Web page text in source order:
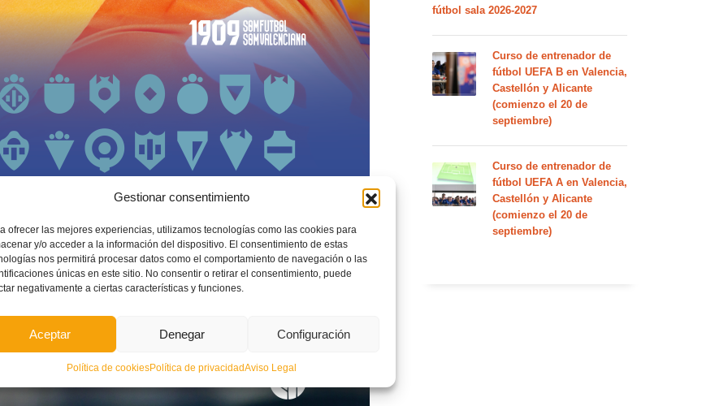
Gestionar consentimiento
ofrecer las mejores experiencias, utilizamos tecnologías como las cookies para
y/o acceder a la información del dispositivo. El consentimiento de estas
nos permitirá procesar datos como el comportamiento de navegación o las
únicas en este sitio. No consentir o retirar el consentimiento, puede
negativamente a ciertas características y funciones.
Aceptar Denegar Configuración
Política de cookiesPolítica de privacidadAviso Legal
fútbol sala 2026-2027
Curso de entrenador de
fútbol UEFA B en Valencia,
Castellón y Alicante
(comienzo el 20 de
septiembre)
Curso de entrenador de
fútbol UEFA A en Valencia,
Castellón y Alicante
(comienzo el 20 de
septiembre)